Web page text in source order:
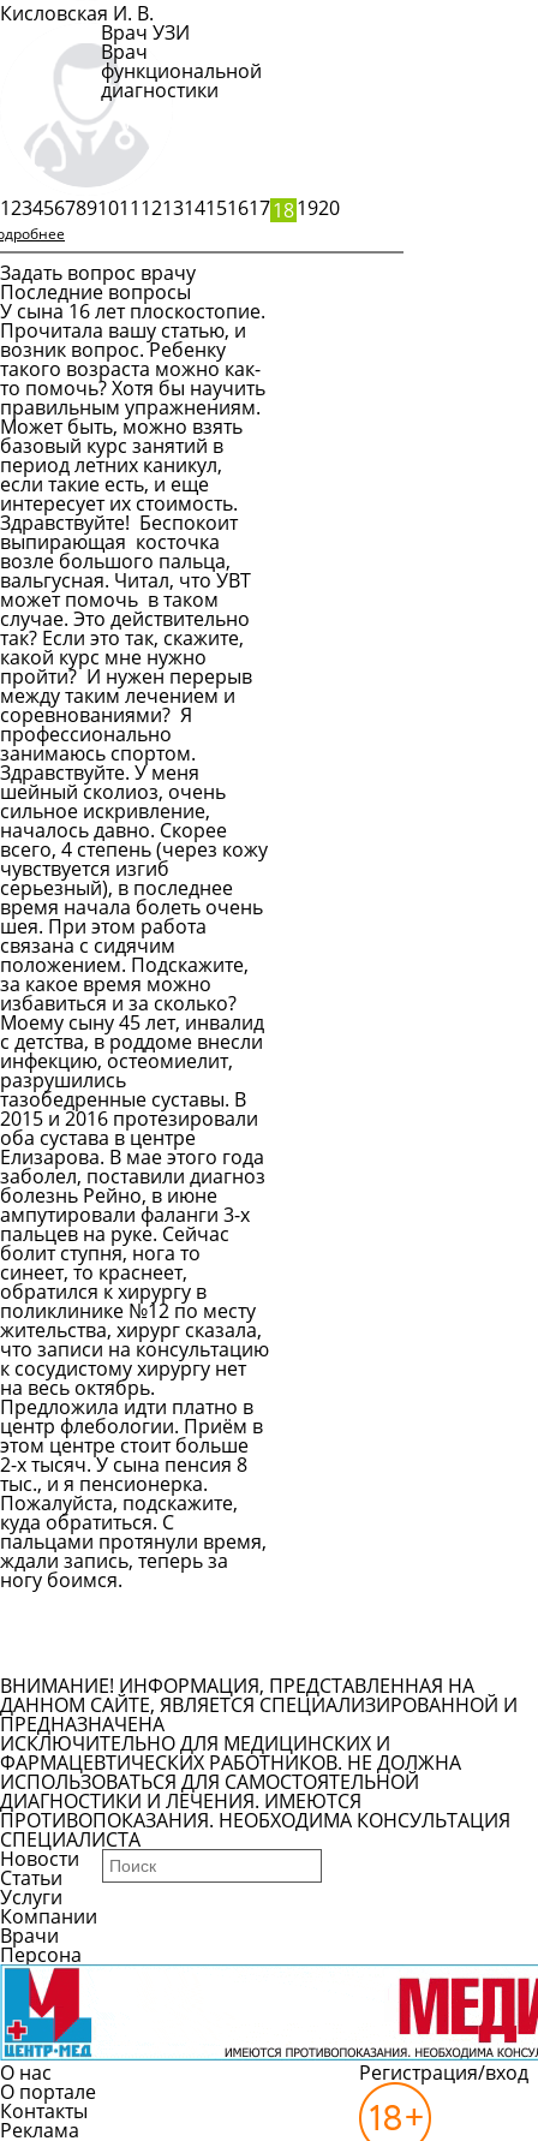
Кисловская И. В.
Врач УЗИ
Врач
функциональной
диагностики
Подробнее
1234567891011121314151617181920
Задать вопрос врачу
Последние вопросы
У сына 16 лет плоскостопие.
Прочитала вашу статью, и
возник вопрос. Ребенку
такого возраста можно как-
то помочь? Хотя бы научить
правильным упражнениям.
Может быть, можно взять
базовый курс занятий в
период летних каникул,
если такие есть, и еще
интересует их стоимость.
Здравствуйте! Беспокоит
выпирающая косточка
возле большого пальца,
вальгусная. Читал, что УВТ
может помочь в таком
случае. Это действительно
так? Если это так, скажите,
какой курс мне нужно
пройти? И нужен перерыв
между таким лечением и
соревнованиями? Я
профессионально
занимаюсь спортом.
Здравствуйте. У меня
шейный сколиоз, очень
сильное искривление,
началось давно. Скорее
всего, 4 степень (через кожу
чувствуется изгиб
серьезный), в последнее
время начала болеть очень
шея. При этом работа
связана с сидячим
положением. Подскажите,
за какое время можно
избавиться и за сколько?
Моему сыну 45 лет, инвалид
с детства, в роддоме внесли
инфекцию, остеомиелит,
разрушились
тазобедренные суставы. В
2015 и 2016 протезировали
оба сустава в центре
Елизарова. В мае этого года
заболел, поставили диагноз
болезнь Рейно, в июне
ампутировали фаланги 3-х
пальцев на руке. Сейчас
болит ступня, нога то
синеет, то краснеет,
обратился к хирургу в
поликлинике №12 по месту
жительства, хирург сказала,
что записи на консультацию
к сосудистому хирургу нет
на весь октябрь.
Предложила идти платно в
центр флебологии. Приём в
этом центре стоит больше
2-х тысяч. У сына пенсия 8
тыс., и я пенсионерка.
Пожалуйста, подскажите,
куда обратиться. С
пальцами протянули время,
ждали запись, теперь за
ногу боимся.
ВНИМАНИЕ! ИНФОРМАЦИЯ, ПРЕДСТАВЛЕННАЯ НА
ДАННОМ САЙТЕ, ЯВЛЯЕТСЯ СПЕЦИАЛИЗИРОВАННОЙ И
ПРЕДНАЗНАЧЕНА
ИСКЛЮЧИТЕЛЬНО ДЛЯ МЕДИЦИНСКИХ И
ФАРМАЦЕВТИЧЕСКИХ РАБОТНИКОВ. НЕ ДОЛЖНА
ИСПОЛЬЗОВАТЬСЯ ДЛЯ САМОСТОЯТЕЛЬНОЙ
ДИАГНОСТИКИ И ЛЕЧЕНИЯ. ИМЕЮТСЯ
ПРОТИВОПОКАЗАНИЯ. НЕОБХОДИМА КОНСУЛЬТАЦИЯ
СПЕЦИАЛИСТА
Новости
Статьи
Услуги
Компании
Врачи
Персона
О нас
О портале
Контакты
Реклама
Регистрация/вход